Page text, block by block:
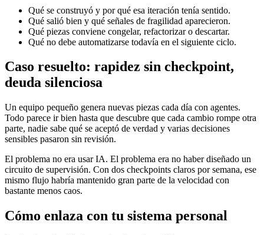
Qué se construyó y por qué esa iteración tenía sentido.
Qué salió bien y qué señales de fragilidad aparecieron.
Qué piezas conviene congelar, refactorizar o descartar.
Qué no debe automatizarse todavía en el siguiente ciclo.
Caso resuelto: rapidez sin checkpoint,
deuda silenciosa
Un equipo pequeño genera nuevas piezas cada día con agentes.
Todo parece ir bien hasta que descubre que cada cambio rompe otra
parte, nadie sabe qué se aceptó de verdad y varias decisiones
sensibles pasaron sin revisión.
El problema no era usar IA. El problema era no haber diseñado un
circuito de supervisión. Con dos checkpoints claros por semana, ese
mismo flujo habría mantenido gran parte de la velocidad con
bastante menos caos.
Cómo enlaza con tu sistema personal